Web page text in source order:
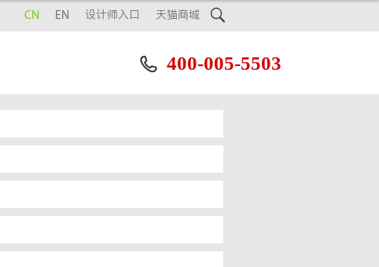

CN EN 设计师入口 天猫商城
 400-005-5503